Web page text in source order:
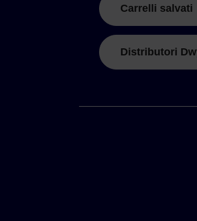
Carrelli salvati
Distributori